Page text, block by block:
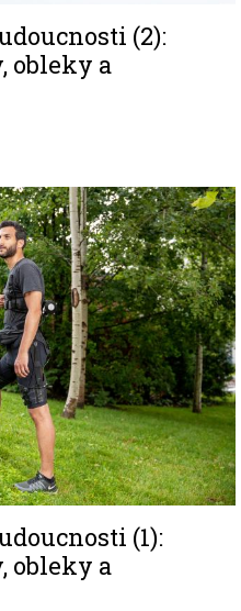
(2):
obleky a
(1):
obleky a